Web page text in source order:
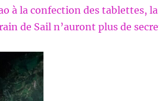
à la confection des tablettes,
de Sail n’auront plus de